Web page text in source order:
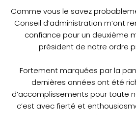
Comme vous le savez
Conseil d’administration m’ont
confiance pour un deuxième
président de notre ordre
Fortement marquées par la
dernières années ont été
d’accomplissements pour toute
c’est avec fierté et